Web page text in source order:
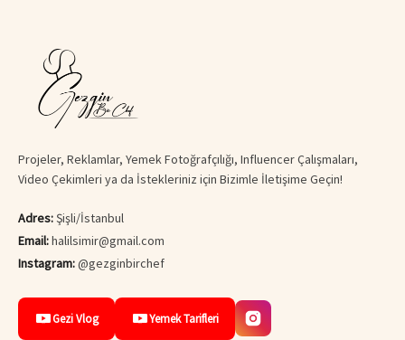
Projeler, Reklamlar, Yemek Fotoğrafçılığı, Influencer Çalışmaları,
Video Çekimleri ya da İstekleriniz için Bizimle İletişime Geçin!
Adres:Şişli/İstanbul
Email:halilsimir@gmail.com
Instagram:@gezginbirchef
Gezi Vlog Yemek Tarifleri